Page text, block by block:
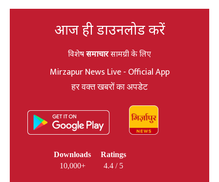
आज ही डाउनलोड करें
विशेषसमाचारसामग्री के लिए
Mirzapur News Live - Official App
हर वक्त खबरों का अपडेट
Downloads
10,000+
Ratings
4.4 / 5